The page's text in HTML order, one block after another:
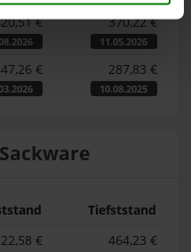
€ 370,22 €
11.05.2026
€ 287,83 €
10.08.2025
Tiefststand
€ 464,23 €